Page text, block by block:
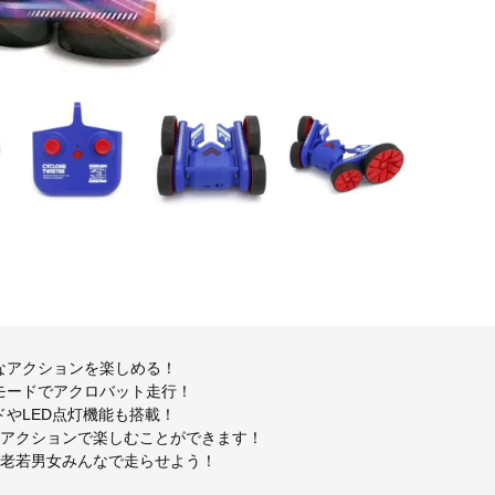
クションを楽しめる！
ドでアクロバット走行！
LED点灯機能も搭載！
クションで楽しむことができます！
若男女みんなで走らせよう！